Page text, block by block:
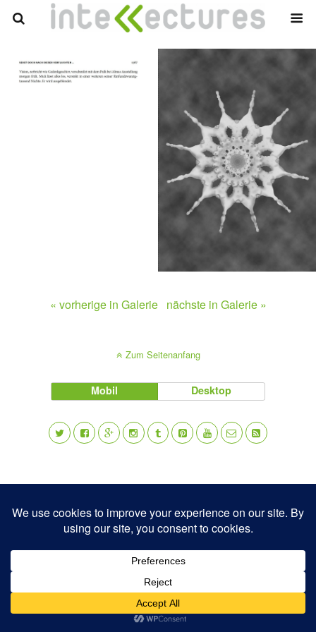
« vorherige in Galerie nächste in Galerie »
Zum Seitenanfang
Mobil Desktop